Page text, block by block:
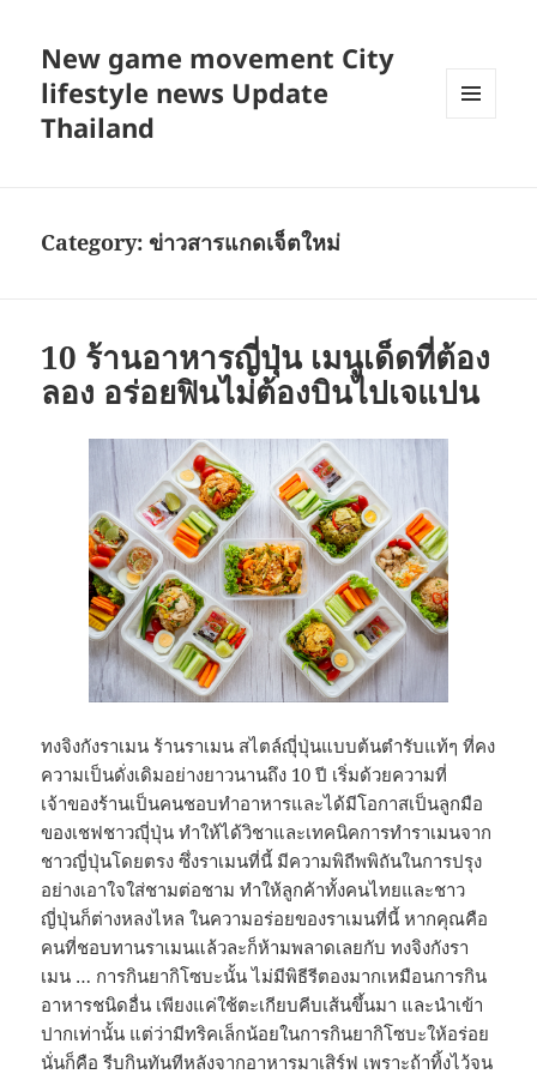
New game movement City
lifestyle news Update
Thailand
Category: ข่าวสารแกดเจ็ตใหม่
10 ร้านอาหารญี่ปุ่น เมนูเด็ดที่ต้อง
ลอง อร่อยฟินไม่ต้องบินไปเจแปน
ทงจิงกังราเมน ร้านราเมน สไตล์ญุี่ปุ่นแบบต้นตำรับแท้ๆ ที่คง
ความเป็นดั่งเดิมอย่างยาวนานถึง 10 ปี เริ่มด้วยความที่
เจ้าของร้านเป็นคนชอบทำอาหารและได้มีโอกาสเป็นลูกมือ
ของเชฟชาวญุี่ปุ่น ทำให้ได้วิชาและเทคนิคการทำราเมนจาก
ชาวญี่ปุ่นโดยตรง ซึ่งราเมนที่นี้ มีความพิถีพพิถันในการปรุง
อย่างเอาใจใส่ชามต่อชาม ทำให้ลูกค้าทั้งคนไทยและชาว
ญี่ปุ่นก็ต่างหลงไหล ในความอร่อยของราเมนที่นี้ หากคุณคือ
คนที่ชอบทานราเมนแล้วละก็ห้ามพลาดเลยกับ ทงจิงกังรา
เมน … การกินยากิโซบะนั้น ไม่มีพิธีรีตองมากเหมือนการกิน
อาหารชนิดอื่น เพียงแค่ใช้ตะเกียบคีบเส้นขึ้นมา และนำเข้า
ปากเท่านั้น แต่ว่ามีทริคเล็กน้อยในการกินยากิโซบะให้อร่อย
นั่นก็คือ รีบกินทันทีหลังจากอาหารมาเสิร์ฟ เพราะถ้าทิ้งไว้จน